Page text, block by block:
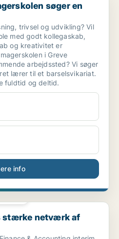
søger en
trivsel og udvikling? Vil
med godt kollegaskab,
og kreativitet er
i Greve
arbejdssted? Vi søger
lærer til et barselsvikariat.
fuldtid og deltid.
info
af Finance kon...
stærke netværk af